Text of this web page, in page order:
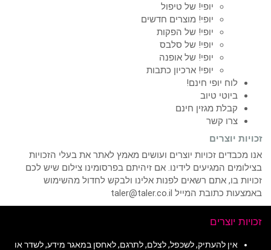
יופי! של טיפול
יופי! מוצרים חדשים
יופי! של הפקות
יופי! של סלבס
יופי! של אופנה
יופי! ארכיון כתבות
לוח יופי חינם!
ביוטי טיוב
קבלת מגזין חינם
צרו קשר
זכויות יוצרים
אנו מכבדים זכויות יוצרים ועושים מאמץ לאתר את בעלי הזכויות
בצילומים המגיעים לידינו. אם זיהיתם בפרסומינו צילום שיש לכם
זכויות בו, אתם רשאים לפנות אלינו ולבקש לחדול מהשימוש
באמצעות כתובת המייל taler@taler.co.il
זכויות יוצרים
אין להעתיק, לשכפל, לצלם, לתרגם, לאחסן במאגר מידע, לשדר או